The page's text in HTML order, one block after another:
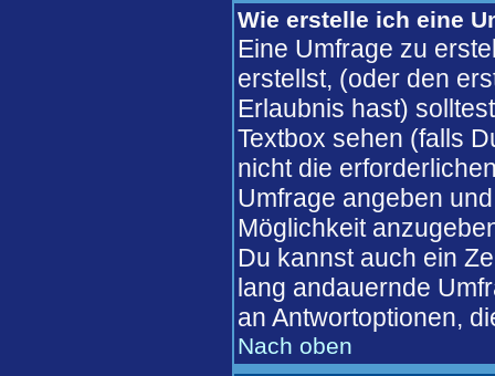
Wie erstelle ich eine
Eine Umfrage zu
erstellst, (oder den
Erlaubnis hast)
Textbox sehen (falls
nicht die
Umfrage angeben
Möglichkeit
Du kannst auch ein
lang andauernde
an Antwortoptionen,
Nach oben